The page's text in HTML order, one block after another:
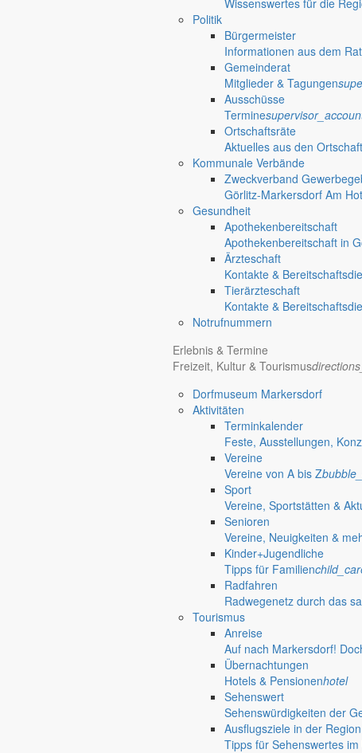
Wissenswertes für die
Politik
Bürgermeister
Informationen aus dem
Gemeinderat
Mitglieder & Tagungen
Ausschüsse
Termine
Ortschaftsräte
Aktuelles aus den
Kommunale Verbände
Zweckverband
Görlitz-Markersdorf Am
Gesundheit
Apothekenbereitschaft
Apothekenbereitschaft in
Ärzteschaft
Kontakte &
Tierärzteschaft
Kontakte &
Notrufnummern
Erlebnis & Termine
Freizeit, Kultur & Tourismus
Dorfmuseum Markersdorf
Aktivitäten
Terminkalender
Feste, Ausstellungen,
Vereine
Vereine von A bis Z
Sport
Vereine, Sportstätten &
Senioren
Vereine, Neuigkeiten &
Kinder+Jugendliche
Tipps für Familien
Radfahren
Radwegenetz durch das
Tourismus
Anreise
Auf nach Markersdorf!
Übernachtungen
Hotels & Pensionenhotel
Sehenswert
Sehenswürdigkeiten der
Ausflugsziele in der Region
Tipps für Sehenswertes im
mehr aus diesem
Tag der offenen Tür im Kinderhaus
Das Kinderhaus Wirbelwind lädt am 23. September 2026 von 15 bis
Dorf- und Sportfest Friedersdorf
Unser Beratungsbus in Markersdorf
70 Jahre Jubiläumsturniere
Kinderhaus „Wirbelwind“ lädt regelmäßig zur Schnupper- und
Spielend die Kinderkrippe kennenlernen
Das Kinderhaus „Wirbelwind“ lädt Kinder von null bis drei Jahren mit
An zentralen Punkten in der Gemeinde Markersdorf
Errichtung von zwei Fahrrad-
Auf Anregung von Einwohnern sollen in den Ortsteilen Markersdorf
Mitglieder- und Wahlveranstaltung
Gemeinde MarkersdorfWeitere
nature_people